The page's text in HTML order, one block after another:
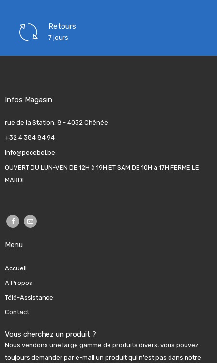
Retours
7 jours
Infos Magasin
rue de la Station, 8 - 4032 Chênée
+32 4 384 84 94
info@pecebel.be
OUVERT DU LUN-VEN DE 12H à 19H ET SAM DE 10H à 17H FERME LE
MARDI
Menu
Accueil
A Propos
Télé-Assistance
Contact
Vous cherchez un produit ?
Nous vendons une large gamme de produits divers, vous pouvez
toujours demander par e-mail un produit qui n'est pas dans notre